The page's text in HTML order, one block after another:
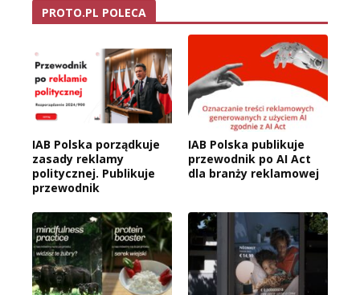
PROTO.PL POLECA
IAB Polska porządkuje
zasady reklamy
politycznej. Publikuje
przewodnik
IAB Polska publikuje
przewodnik po AI Act
dla branży reklamowej